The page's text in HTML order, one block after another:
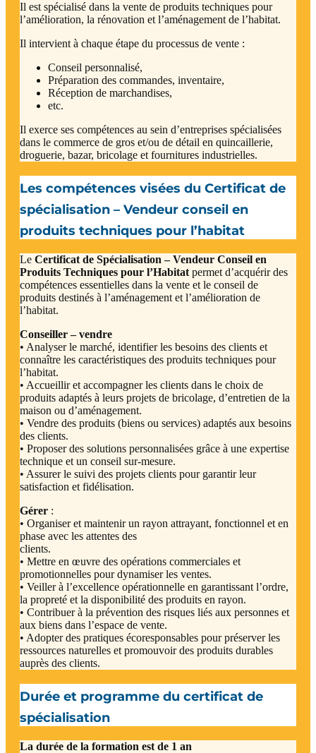
Il est spécialisé dans la vente de produits techniques pour
l’amélioration, la rénovation et l’aménagement de l’habitat.
Il intervient à chaque étape du processus de vente :
Conseil personnalisé,
Préparation des commandes, inventaire,
Réception de marchandises,
etc.
Il exerce ses compétences au sein d’entreprises spécialisées
dans le commerce de gros et/ou de détail en quincaillerie,
droguerie, bazar, bricolage et fournitures industrielles.
Les compétences visées du Certificat de
spécialisation – Vendeur conseil en
produits techniques pour l’habitat
Le Certificat de Spécialisation – Vendeur Conseil en
Produits Techniques pour l’Habitat permet d’acquérir des
compétences essentielles dans la vente et le conseil de
produits destinés à l’aménagement et l’amélioration de
l’habitat.
Conseiller – vendre
• Analyser le marché, identifier les besoins des clients et
connaître les caractéristiques des produits techniques pour
l’habitat.
• Accueillir et accompagner les clients dans le choix de
produits adaptés à leurs projets de bricolage, d’entretien de la
maison ou d’aménagement.
• Vendre des produits (biens ou services) adaptés aux besoins
des clients.
• Proposer des solutions personnalisées grâce à une expertise
technique et un conseil sur-mesure.
• Assurer le suivi des projets clients pour garantir leur
satisfaction et fidélisation.
Gérer :
• Organiser et maintenir un rayon attrayant, fonctionnel et en
phase avec les attentes des
clients.
• Mettre en œuvre des opérations commerciales et
promotionnelles pour dynamiser les ventes.
• Veiller à l’excellence opérationnelle en garantissant l’ordre,
la propreté et la disponibilité des produits en rayon.
• Contribuer à la prévention des risques liés aux personnes et
aux biens dans l’espace de vente.
• Adopter des pratiques écoresponsables pour préserver les
ressources naturelles et promouvoir des produits durables
auprès des clients.
Durée et programme du certificat de
spécialisation
La durée de la formation est de 1 an